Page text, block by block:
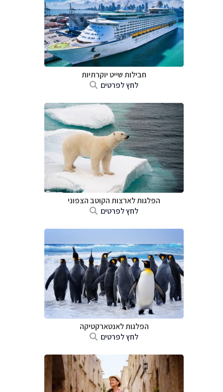
חבילות שייט יוקרתיות
לחץ לפרטים
הפלגות לארצות הקוטב הצפוני
לחץ לפרטים
הפלגות לאנטארקטיקה
לחץ לפרטים